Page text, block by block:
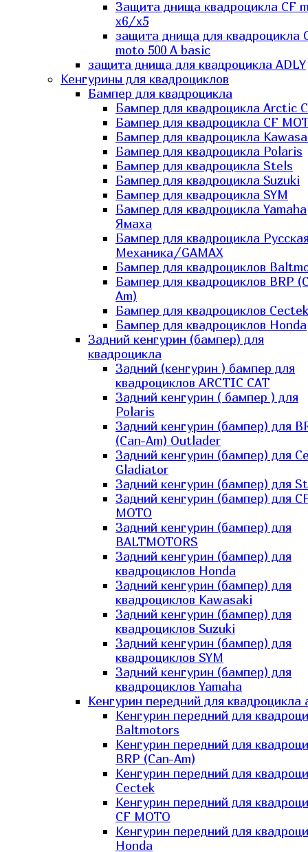
Защита днища квадроцикла СF
x6/x5
защита днища для квадроцикла
moto 500 A basic
защита днища для квадроцикла ADLY
Кенгурины для квадроциклов
Бампер для квадроцикла
Бампер для квадроцикла Arctic
Бампер для квадроцикла CF
Бампер для квадроцикла
Бампер для квадроцикла Polaris
Бампер для квадроцикла Stels
Бампер для квадроцикла Suzuki
Бампер для квадроцикла SYM
Бампер для квадроцикла Yamaha
Ямаха
Бампер для квадроцикла
Механика/GAMAX
Бампер для квадроциклов
Бампер для квадроциклов BRP
Am)
Бампер для квадроциклов Cectek
Бампер для квадроциклов Honda
Задний кенгурин (бампер) для
квадроцикла
Задний (кенгурин ) бампер для
квадроциклов ARCTIC CAT
Задний кенгурин ( бампер ) для
Polaris
Задний кенгурин (бампер) для
(Can-Am) Outlader
Задний кенгурин (бампер) для
Gladiator
Задний кенгурин (бампер) для
Задний кенгурин (бампер) для
MOTO
Задний кенгурин (бампер) для
BALTMOTORS
Задний кенгурин (бампер) для
квадроциклов Honda
Задний кенгурин (бампер) для
квадроциклов Kawasaki
Задний кенгурин (бампер) для
квадроциклов Suzuki
Задний кенгурин (бампер) для
квадроциклов SYM
Задний кенгурин (бампер) для
квадроциклов Yamaha
Кенгурин передний для квадроцикла
Кенгурин передний для
Baltmotors
Кенгурин передний для
BRP (Can-Am)
Кенгурин передний для
Cectek
Кенгурин передний для
CF MOTO
Кенгурин передний для
Honda